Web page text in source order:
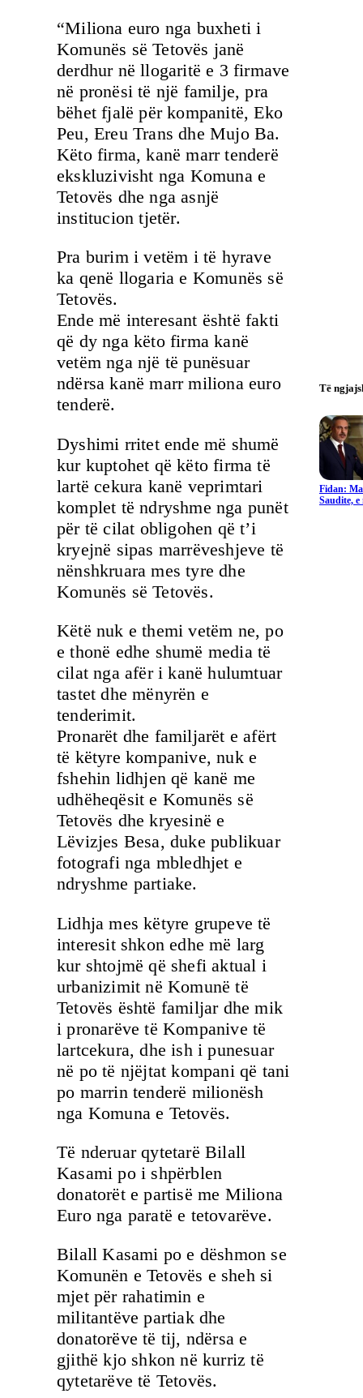
“Miliona euro nga buxheti i
Komunës së Tetovës janë
derdhur në llogaritë e 3 firmave
në pronësi të një familje, pra
bëhet fjalë për kompanitë, Eko
Peu, Ereu Trans dhe Mujo Ba.
Këto firma, kanë marr tenderë
ekskluzivisht nga Komuna e
Tetovës dhe nga asnjë
institucion tjetër.
Pra burim i vetëm i të hyrave
ka qenë llogaria e Komunës së
Tetovës.
Ende më interesant është fakti
që dy nga këto firma kanë
vetëm nga një të punësuar
ndërsa kanë marr miliona euro
tenderë.
Dyshimi rritet ende më shumë
kur kuptohet që këto firma të
lartë cekura kanë veprimtari
komplet të ndryshme nga punët
për të cilat obligohen që t’i
kryejnë sipas marrëveshjeve të
nënshkruara mes tyre dhe
Komunës së Tetovës.
Këtë nuk e themi vetëm ne, po
e thonë edhe shumë media të
cilat nga afër i kanë hulumtuar
tastet dhe mënyrën e
tenderimit.
Pronarët dhe familjarët e afërt
të këtyre kompanive, nuk e
fshehin lidhjen që kanë me
udhëheqësit e Komunës së
Tetovës dhe kryesinë e
Lëvizjes Besa, duke publikuar
fotografi nga mbledhjet e
ndryshme partiake.
Lidhja mes këtyre grupeve të
interesit shkon edhe më larg
kur shtojmë që shefi aktual i
urbanizimit në Komunë të
Tetovës është familjar dhe mik
i pronarëve të Kompanive të
lartcekura, dhe ish i punesuar
në po të njëjtat kompani që tani
po marrin tenderë milionësh
nga Komuna e Tetovës.
Të nderuar qytetarë Bilall
Kasami po i shpërblen
donatorët e partisë me Miliona
Euro nga paratë e tetovarëve.
Bilall Kasami po e dëshmon se
Komunën e Tetovës e sheh si
mjet për rahatimin e
militantëve partiak dhe
donatorëve të tij, ndërsa e
gjithë kjo shkon në kurriz të
qytetarëve të Tetovës.
Të
Fidan:
Saudite,